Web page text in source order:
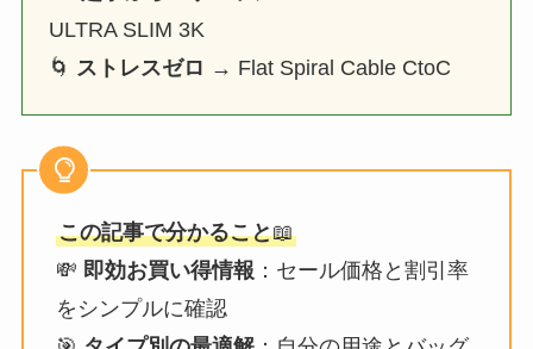
ULTRA SLIM 3K
🌀 ストレスゼロ → Flat Spiral Cable CtoC
この記事で分かること📖
💸 即効お買い得情報 ：セール価格と割引率
をシンプルに確認